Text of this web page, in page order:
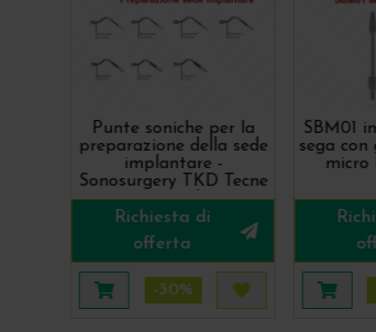
Punte soniche per la
preparazione della sede
implantare -
Sonosurgery TKD Tecne
Dental
Richiesta di
offerta
Aggiungi al carrello
-30%
Acquista più
SBM01
sega
micro